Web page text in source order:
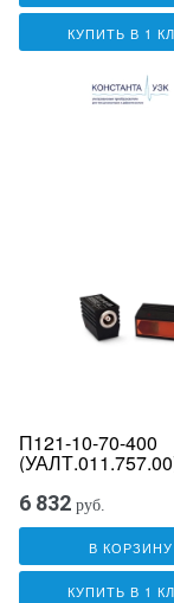
КУПИТЬ В 1
П121-10-70-400
6 832 руб.
В КОРЗИНУ
КУПИТЬ В 1